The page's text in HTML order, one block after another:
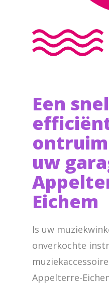
Een
uw
Eichem
Is uw
onverkochte
Appelterre-